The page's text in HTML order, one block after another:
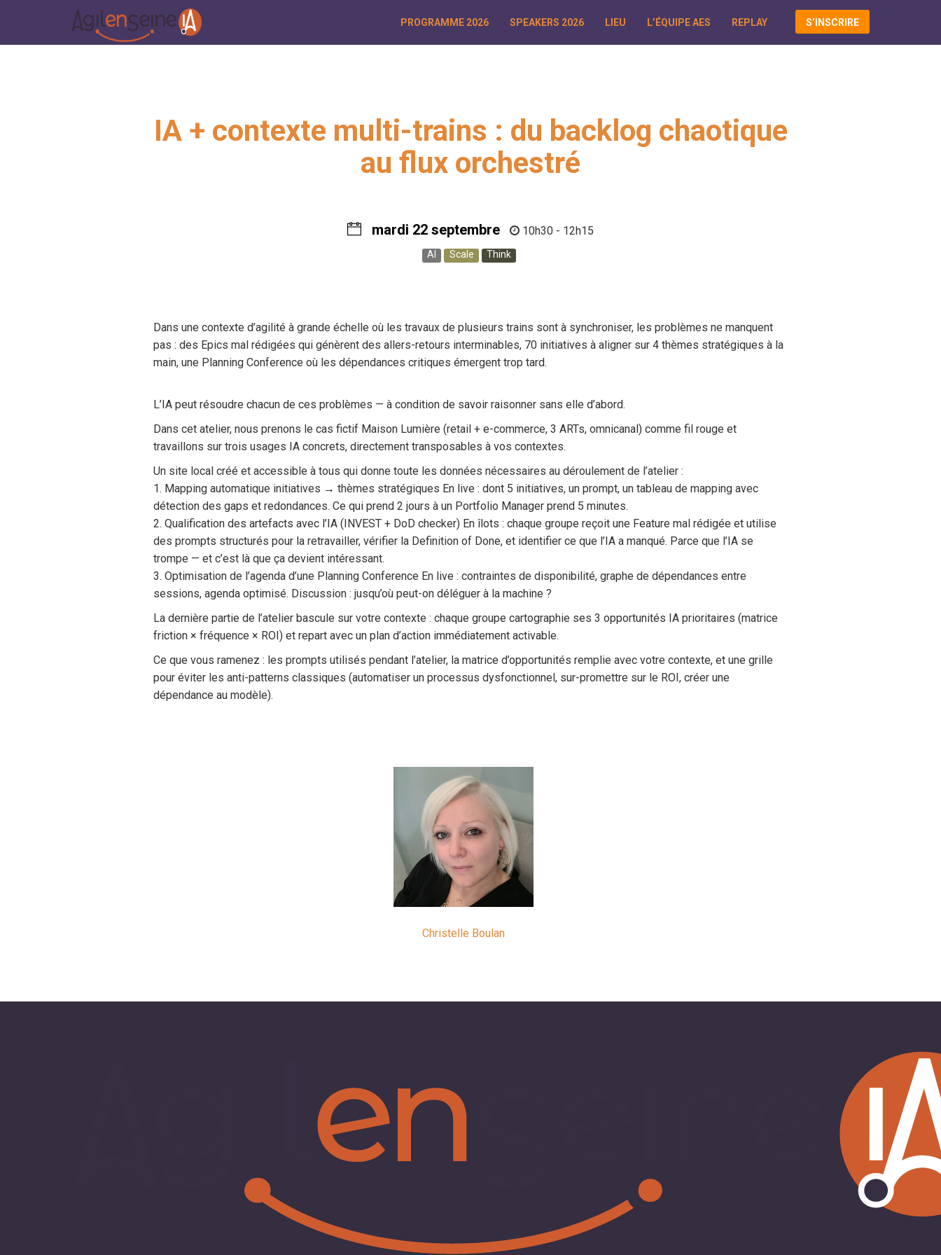
PROGRAMME 2026 SPEAKERS 2026 LIEU L’ÉQUIPE AES REPLAY S’INSCRIRE
IA + contexte multi-trains : du backlog chaotique
au flux orchestré
mardi 22 septembre 10h30 - 12h15
AI Scale Think
Dans une contexte d’agilité à grande échelle où les travaux de plusieurs trains sont à synchroniser, les problèmes ne manquent
pas : des Epics mal rédigées qui génèrent des allers-retours interminables, 70 initiatives à aligner sur 4 thèmes stratégiques à la
main, une Planning Conference où les dépendances critiques émergent trop tard.
L’IA peut résoudre chacun de ces problèmes — à condition de savoir raisonner sans elle d’abord.
Dans cet atelier, nous prenons le cas fictif Maison Lumière (retail + e-commerce, 3 ARTs, omnicanal) comme fil rouge et
travaillons sur trois usages IA concrets, directement transposables à vos contextes.
Un site local créé et accessible à tous qui donne toute les données nécessaires au déroulement de l’atelier :
1. Mapping automatique initiatives → thèmes stratégiques En live : dont 5 initiatives, un prompt, un tableau de mapping avec
détection des gaps et redondances. Ce qui prend 2 jours à un Portfolio Manager prend 5 minutes.
2. Qualification des artefacts avec l’IA (INVEST + DoD checker) En îlots : chaque groupe reçoit une Feature mal rédigée et utilise
des prompts structurés pour la retravailler, vérifier la Definition of Done, et identifier ce que l’IA a manqué. Parce que l’IA se
trompe — et c’est là que ça devient intéressant.
3. Optimisation de l’agenda d’une Planning Conference En live : contraintes de disponibilité, graphe de dépendances entre
sessions, agenda optimisé. Discussion : jusqu’où peut-on déléguer à la machine ?
La dernière partie de l’atelier bascule sur votre contexte : chaque groupe cartographie ses 3 opportunités IA prioritaires (matrice
friction × fréquence × ROI) et repart avec un plan d’action immédiatement activable.
Ce que vous ramenez : les prompts utilisés pendant l’atelier, la matrice d’opportunités remplie avec votre contexte, et une grille
pour éviter les anti-patterns classiques (automatiser un processus dysfonctionnel, sur-promettre sur le ROI, créer une
dépendance au modèle).
Christelle Boulan